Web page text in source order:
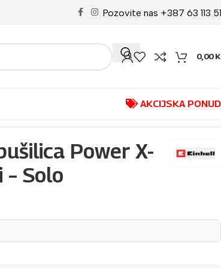
Pozovite nas +387 63 113
0,00
AKCIJSKA
Power X-
– Solo